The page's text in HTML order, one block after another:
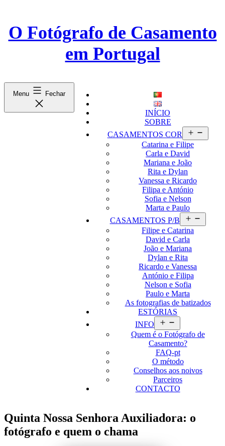
conteúdo
O Fotógrafo de Casamento
em Portugal
Menu Fechar
INÍCIO
SOBRE
CASAMENTOS COR
menu
Catarina e Filipe
Carla e David
Mariana e João
Rita e Dylan
Vanessa e Ricardo
Filipa e António
Sofia e Nelson
Marta e Paulo
CASAMENTOS P/B
menu
Filipe e Catarina
David e Carla
João e Mariana
Dylan e Rita
Ricardo e Vanessa
António e Filipa
Nelson e Sofia
Paulo e Marta
As fotografias de batizados
ESTÓRIAS
INFO
menu
Quem é o Fotógrafo de
Casamento?
FAQ-pt
O método
Conselhos aos noivos
Parceiros
CONTACTO
Quinta Nossa Senhora Auxiliadora: o
fotógrafo e quem o chama